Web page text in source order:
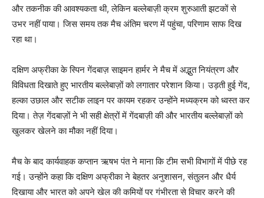
और तकनीक की आवश्यकता थी, लेकिन बल्लेबाज़ी क्रम शुरुआती झटकों से
उभर नहीं पाया। जिस समय तक मैच अंतिम चरण में पहुंचा, परिणाम साफ दिख
रहा था।
दक्षिण अफ्रीका के स्पिन गेंदबाज़ साइमन हार्मर ने मैच में अद्भुत नियंत्रण और
विविधता दिखाते हुए भारतीय बल्लेबाज़ों को लगातार परेशान किया। उड़ती हुई गेंद,
हल्का उछाल और सटीक लाइन पर कायम रहकर उन्होंने मध्यक्रम को ध्वस्त कर
दिया। तेज़ गेंदबाज़ों ने भी सही क्षेत्रों में गेंदबाज़ी की और भारतीय बल्लेबाज़ों को
खुलकर खेलने का मौका नहीं दिया।
मैच के बाद कार्यवाहक कप्तान ऋषभ पंत ने माना कि टीम सभी विभागों में पीछे रह
गई। उन्होंने कहा कि दक्षिण अफ्रीका ने बेहतर अनुशासन, संतुलन और धैर्य
दिखाया और भारत को अपने खेल की कमियों पर गंभीरता से विचार करने की